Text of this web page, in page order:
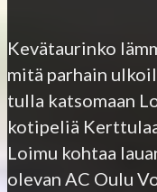
Kevätaurinko
mitä parhain
tulla katsomaan
kotipeliä
Loimu kohtaa
olevan AC Oulu